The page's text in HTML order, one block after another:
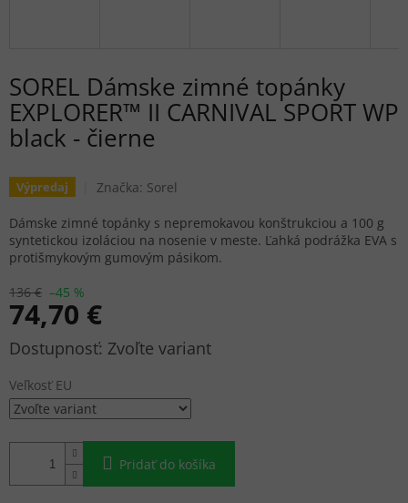
SOREL Dámske zimné topánky
EXPLORER™ II CARNIVAL SPORT WP
black - čierne
Výpredaj Značka: Sorel
136 € –45 %
74,70 €
Jednotková
Zvoľte variant
Veľkosť EU
Pridať do košíka
Dámske zimné topánky s nepremokavou konštrukciou a 100 g
syntetickou izoláciou na nosenie v meste. Ľahká podrážka EVA s
protišmykovým gumovým pásikom.